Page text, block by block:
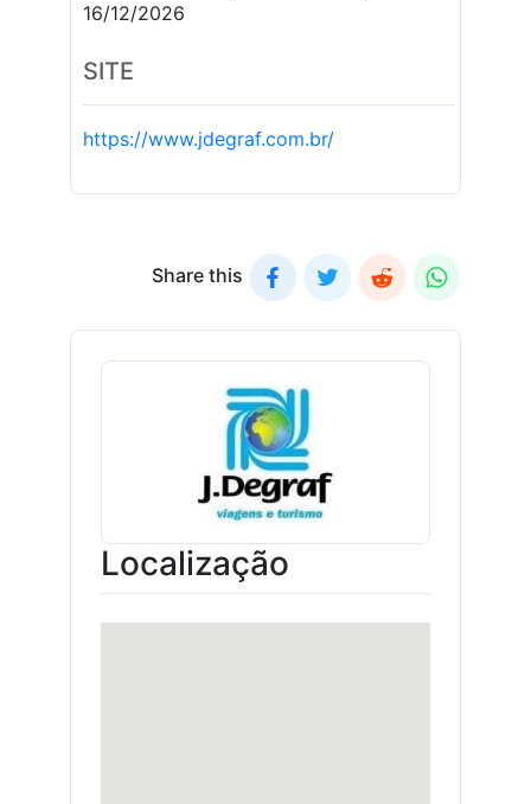
16/12/2026
SITE
https://www.jdegraf.com.br/
Share this
Localização